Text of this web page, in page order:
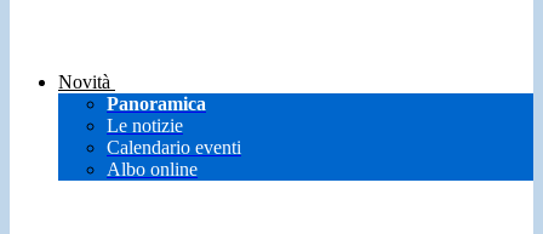
Novità
Panoramica
Le notizie
Calendario eventi
Albo online